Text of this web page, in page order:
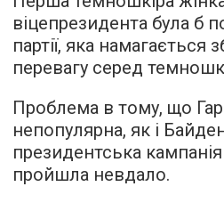
віцепрезидента була б
партії, яка намагається
перевагу серед
Проблема в тому, що
непопулярна, як і
президентська кампанія
пройшла невдало.